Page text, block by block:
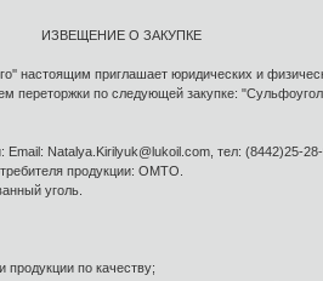
ИЗВЕЩЕНИЕ О ЗАКУПКЕ
приглашает юридических и
переторжки по следующей закупке:
Natalya.Kirilyuk@lukoil.com, тел: (8442)25-
продукции: ОМТО.
уголь.
по качеству;